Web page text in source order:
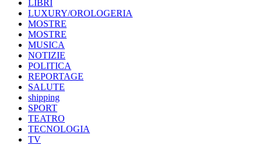
LIBRI
LUXURY/OROLOGERIA
MOSTRE
MOSTRE
MUSICA
NOTIZIE
POLITICA
REPORTAGE
SALUTE
shipping
SPORT
TEATRO
TECNOLOGIA
TV